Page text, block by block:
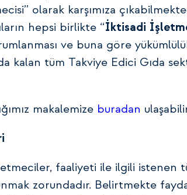
olarak karşımıza
hepsi birlikte “İktisadi
ve buna göre
kalan tüm Takviye Edici Gıda
makalemize buradan
faaliyeti ile ilgili istenen
zorundadır. Belirtmekte